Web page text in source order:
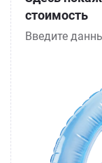
стоимость
Введите